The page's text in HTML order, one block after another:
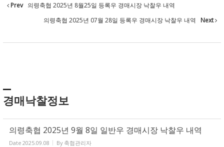
Prev 의령축협 2025년 8월25일 등록우 경매시장 낙찰우 내역
의령축협 2025년 07월 28일 등록우 경매시장 낙찰우 내역
Next
경매낙찰정보
의령축협 2025년 9월 8일 일반우 경매시장 낙찰우 내역
Date 2025.09.08 By 축협관리자